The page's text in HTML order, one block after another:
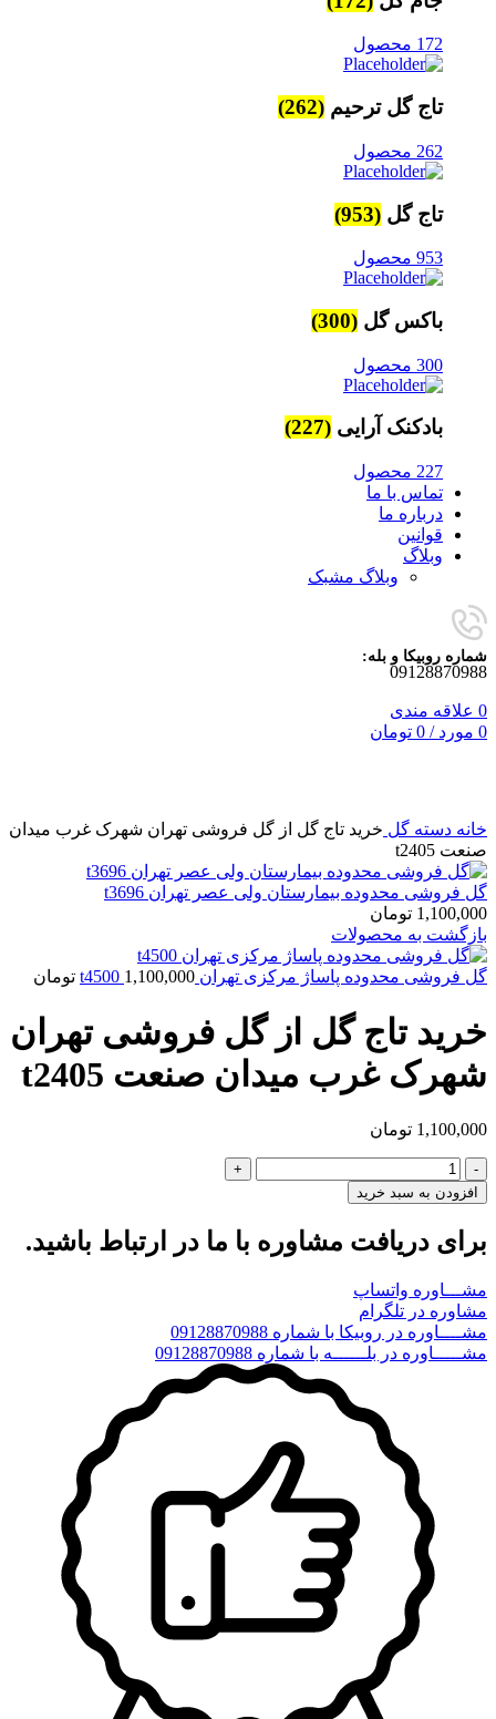
172 محصول
تاج گل ترحیم (262)
262 محصول
تاج گل (953)
953 محصول
باکس گل (300)
300 محصول
بادکنک آرایی (227)
227 محصول
تماس با ما
درباره ما
قوانین
وبلاگ
وبلاگ مشبک
شماره روبیکا و بله:
09128870988
0 علاقه مندی
0 مورد /
0 تومان
خانه دسته گل خرید تاج گل از گل فروشی تهران شهرک غرب میدان
صنعت t2405
گل فروشی محدوده بیمارستان ولی عصر تهران t3696
1,100,000 تومان
بازگشت به محصولات
گل فروشی محدوده پاساژ مرکزی تهران t4500 1,100,000 تومان
خرید تاج گل از گل فروشی تهران
شهرک غرب میدان صنعت t2405
1,100,000 تومان
خرید
تاج
گل
از
گل
تهران
شهرک
غرب
میدان
افزودن به سبد خرید
برای دریافت مشاوره با ما در ارتباط باشید.
مشـــاوره واتساپ
مشاوره در تلگرام
مشــــاوره در روبیکا با شماره 09128870988
مشـــــاوره در بلــــــه با شماره 09128870988